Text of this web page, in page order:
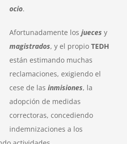
ocio.
Afortunadamente losjueces y
magistrados, y el propioTEDH
están estimando muchas
reclamaciones, exigiendo el
cese de lasinmisiones, la
adopción de medidas
correctoras, concediendo
indemnizaciones a los